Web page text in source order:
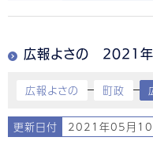
広報よさの 2021年
広報よさの 町政
更新日付 2021年05月10